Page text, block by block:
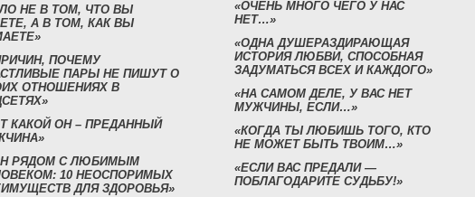
НЕ В ТОМ, ЧТО ВЫ
А В ТОМ, КАК ВЫ
ПОЧЕМУ
ПАРЫ НЕ ПИШУТ О
ОТНОШЕНИЯХ В
КАКОЙ ОН – ПРЕДАННЫЙ
РЯДОМ С ЛЮБИМЫМ
10 НЕОСПОРИМЫХ
ДЛЯ ЗДОРОВЬЯ»
«ОЧЕНЬ МНОГО ЧЕГО У НАС
НЕТ…»
«ОДНА ДУШЕРАЗДИРАЮЩАЯ
ИСТОРИЯ ЛЮБВИ, СПОСОБНАЯ
ЗАДУМАТЬСЯ ВСЕХ И КАЖДОГО»
«НА САМОМ ДЕЛЕ, У ВАС НЕТ
МУЖЧИНЫ, ЕСЛИ…»
«КОГДА ТЫ ЛЮБИШЬ ТОГО, КТО
НЕ МОЖЕТ БЫТЬ ТВОИМ…»
«ЕСЛИ ВАС ПРЕДАЛИ —
ПОБЛАГОДАРИТЕ СУДЬБУ!»